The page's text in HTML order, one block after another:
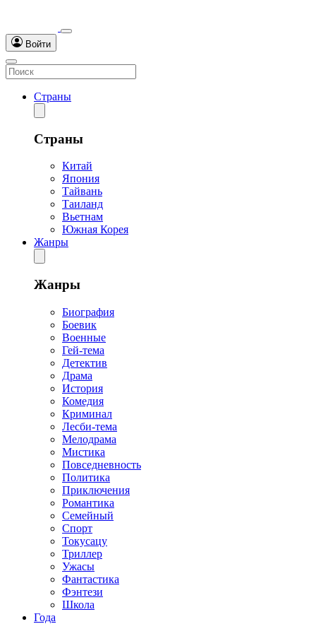
Войти
Страны
Страны
Китай
Япония
Тайвань
Таиланд
Вьетнам
Южная Корея
Жанры
Жанры
Биография
Боевик
Военные
Гей-тема
Детектив
Драма
История
Комедия
Криминал
Лесби-тема
Мелодрама
Мистика
Повседневность
Политика
Приключения
Романтика
Семейный
Спорт
Токусацу
Триллер
Ужасы
Фантастика
Фэнтези
Школа
Года